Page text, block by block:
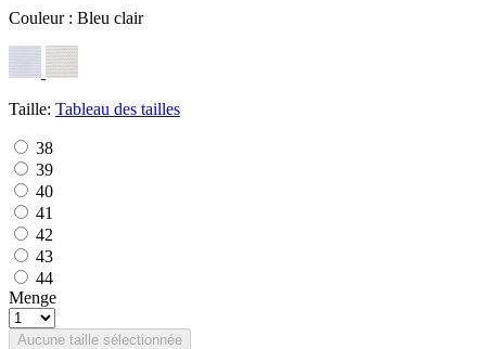
Couleur : Bleu clair
Taille: Tableau des tailles
38
39
40
41
42
43
44
Menge
Aucune taille sélectionnée